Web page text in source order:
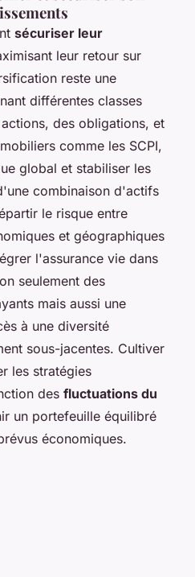
sécuriser leur
leur retour sur
reste une
différentes classes
des obligations, et
comme les SCPI,
global et stabiliser les
combinaison d'actifs
le risque entre
et géographiques
l'assurance vie dans
seulement des
mais aussi une
à une diversité
sous-jacentes. Cultiver
les stratégies
des fluctuations du
un portefeuille équilibré
économiques.